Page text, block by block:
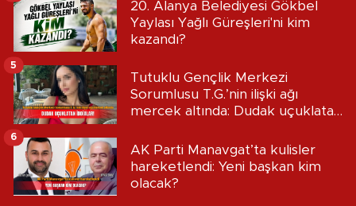
20. Alanya Belediyesi Gökbel
Yaylası Yağlı Güreşleri'ni kim
kazandı?
Tutuklu Gençlik Merkezi
Sorumlusu T.G.’nin ilişki ağı
mercek altında: Dudak uçuklatan
5
AK Parti Manavgat’ta kulisler
hareketlendi: Yeni başkan kim
olacak?
6